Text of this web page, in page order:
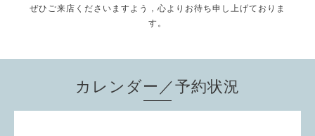
ぜひご来店くださいますよう，心よりお待ち申し上げておりま
す。
カレンダー／予約状況